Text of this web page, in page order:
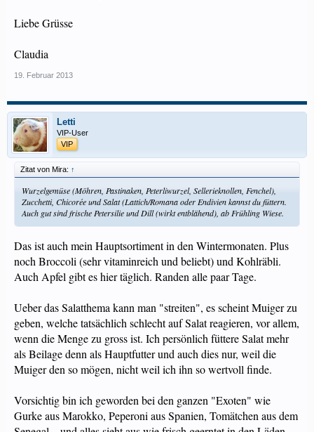
Liebe Grüsse
Claudia
19. Februar 2013
Letti
VIP-User
VIP
Zitat von Mira: ↑
Wurzelgemüse (Möhren, Pastinaken, Peterliwurzel, Sellerieknollen, Fenchel),
Zucchetti, Chicorée und Salat (Lattich/Romana oder Endivien kannst du füttern.
Auch gut sind frische Petersilie und Dill (wirkt entblähend), ab Frühling Wiese.
Das ist auch mein Hauptsortiment in den Wintermonaten. Plus
noch Broccoli (sehr vitaminreich und beliebt) und Kohlräbli.
Auch Apfel gibt es hier täglich. Randen alle paar Tage.
Ueber das Salatthema kann man "streiten", es scheint Muiger zu
geben, welche tatsächlich schlecht auf Salat reagieren, vor allem,
wenn die Menge zu gross ist. Ich persönlich füttere Salat mehr
als Beilage denn als Hauptfutter und auch dies nur, weil die
Muiger den so mögen, nicht weil ich ihn so wertvoll finde.
Vorsichtig bin ich geworden bei den ganzen "Exoten" wie
Gurke aus Marokko, Peperoni aus Spanien, Tomätchen aus dem